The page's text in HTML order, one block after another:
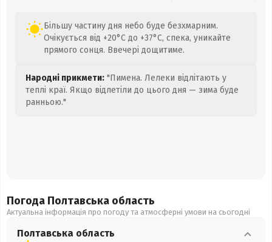
Більшу частину дня небо буде безхмарним.
Очікується від +20°C до +37°C, спека, уникайте
прямого сонця. Ввечері дощитиме.
Народні прикмети: "Пимена. Лелеки відлітають у
теплі краї. Якщо відлетіли до цього дня — зима буде
ранньою."
Погода Полтавська область
Актуальна інформація про погоду та атмосферні умови на сьогодні
Полтавська область